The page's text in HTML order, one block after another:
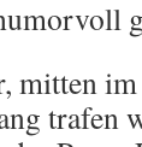
mitten
trafen